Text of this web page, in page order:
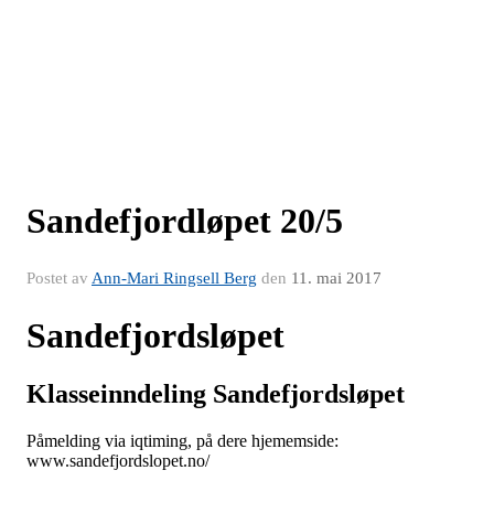
Sandefjordløpet 20/5
Postet av Ann-Mari Ringsell Berg den 11. mai 2017
Sandefjordsløpet
Klasseinndeling Sandefjordsløpet
Påmelding via iqtiming, på dere hjememside:
www.sandefjordslopet.no/